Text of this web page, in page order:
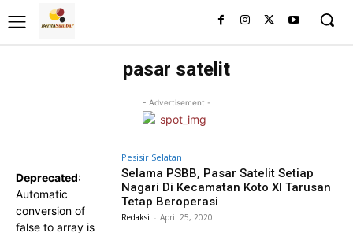
pasar satelit
- Advertisement -
Deprecated:
Automatic
conversion of
false to array is
Pesisir Selatan
Selama PSBB, Pasar Satelit Setiap
Nagari Di Kecamatan Koto XI Tarusan
Tetap Beroperasi
Redaksi - April 25, 2020